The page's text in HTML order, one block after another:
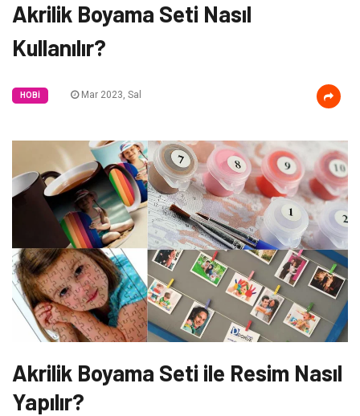
Akrilik Boyama Seti Nasıl
Kullanılır?
HOBI Mar 2023, Sal
Akrilik Boyama Seti ile Resim Nasıl
Yapılır?